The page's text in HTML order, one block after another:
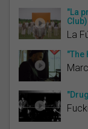
"La
Club)
La
"The